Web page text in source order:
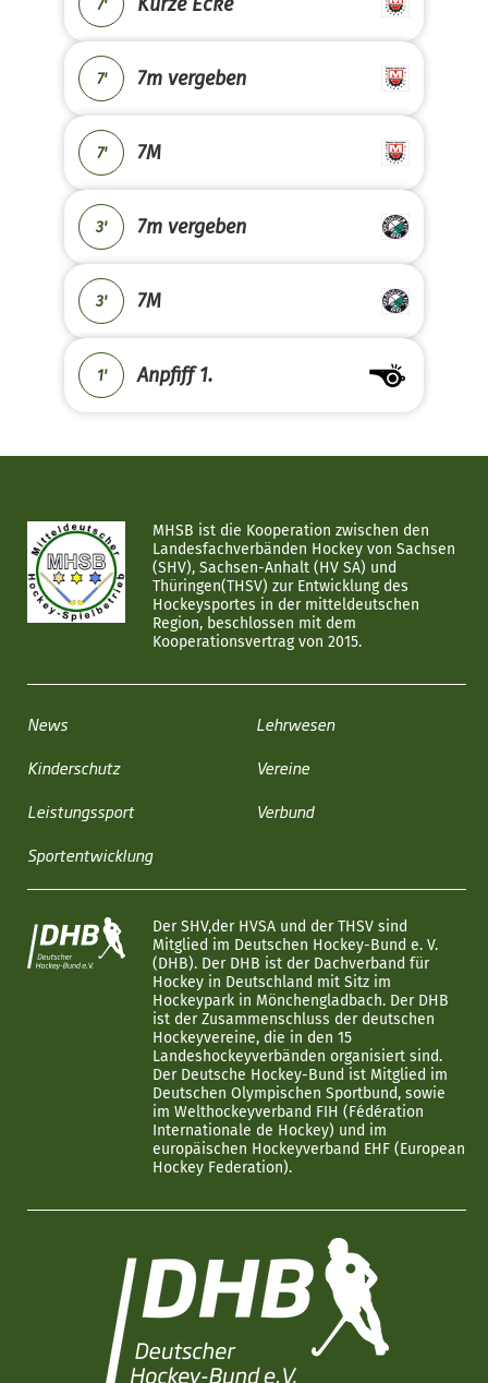
7'
7' 7m vergeben
7' 7M
3' 7m vergeben
3' 7M
1' Anpfiff 1.
MHSB ist die Kooperation zwischen den
Landesfachverbänden Hockey von Sachsen
(SHV), Sachsen-Anhalt (HV SA) und
Thüringen(THSV) zur Entwicklung des
Hockeysportes in der mitteldeutschen
Region, beschlossen mit dem
Kooperationsvertrag von 2015.
News
Kinderschutz
Leistungssport
Sportentwicklung
Lehrwesen
Vereine
Verbund
Der SHV,der HVSA und der THSV sind
Mitglied im Deutschen Hockey-Bund e. V.
(DHB). Der DHB ist der Dachverband für
Hockey in Deutschland mit Sitz im
Hockeypark in Mönchengladbach. Der DHB
ist der Zusammenschluss der deutschen
Hockeyvereine, die in den 15
Landeshockeyverbänden organisiert sind.
Der Deutsche Hockey-Bund ist Mitglied im
Deutschen Olympischen Sportbund, sowie
im Welthockeyverband FIH (Fédération
Internationale de Hockey) und im
europäischen Hockeyverband EHF (European
Hockey Federation).